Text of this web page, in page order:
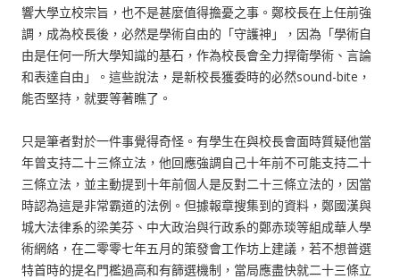
響大學立校宗旨，也不是甚麼值得擔憂之事。鄭校長在上任前強
調，成為校長後，必然是學術自由的「守護神」，因為「學術自
由是任何一所大學知識的基石，作為校長會全力捍衛學術、言論
和表達自由」。這些說法，是新校長獲委時的必然sound-bite，
能否堅持，就要等著瞧了。
只是筆者對於一件事覺得奇怪。有學生在與校長會面時質疑他當
年曾支持二十三條立法，他回應強調自己十年前不可能支持二十
三條立法，並主動提到十年前個人是反對二十三條立法的，因當
時認為這是非常霸道的法例。但據報章搜集到的資料，鄭國漢與
城大法律系的梁美芬、中大政治與行政系的鄭赤琰等組成華人學
術網絡，在二零零七年五月的策發會工作坊上建議，若不想普選
特首時的提名門檻過高和有篩選機制，當局應盡快就二十三條立